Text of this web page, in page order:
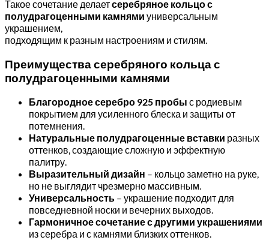
Такое сочетание делаетсеребряное кольцо с
полудрагоценными камнями универсальным
украшением,
подходящим к разным настроениям и стилям.
Преимущества серебряного кольца с
полудрагоценными камнями
Благородное серебро 925 пробы с родиевым
покрытием для усиленного блеска и защиты от
потемнения.
Натуральные полудрагоценные вставки разных
оттенков, создающие сложную и эффектную
палитру.
Выразительный дизайн – кольцо заметно на руке,
но не выглядит чрезмерно массивным.
Универсальность – украшение подходит для
повседневной носки и вечерних выходов.
Гармоничное сочетание с другими украшениями
из серебра и с камнями близких оттенков.